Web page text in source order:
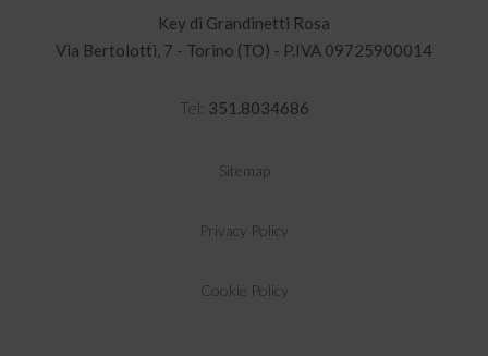
Key di Grandinetti Rosa
Via Bertolotti, 7 - Torino (TO) - P.IVA 09725900014
Tel: 351.8034686
Sitemap
Privacy Policy
Cookie Policy